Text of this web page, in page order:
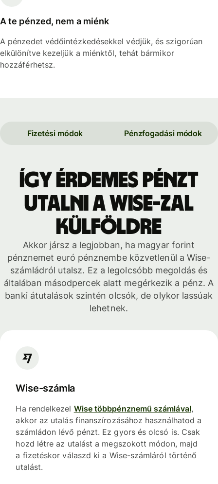
A te pénzed, nem a miénk
A pénzedet védőintézkedésekkel védjük, és szigorúan
elkülönítve kezeljük a miénktől, tehát bármikor
hozzáférhetsz.
Fizetési módok Pénzfogadási módok
Így érdemes pénzt
utalni a Wise-zal
külföldre
Akkor jársz a legjobban, ha magyar forint
pénznemet euró pénznembe közvetlenül a Wise-
számládról utalsz. Ez a legolcsóbb megoldás és
általában másodpercek alatt megérkezik a pénz. A
banki átutalások szintén olcsók, de olykor lassúak
lehetnek.
Wise-számla
Ha rendelkezel Wise többpénznemű számlával,
akkor az utalás finanszírozásához használhatod a
számládon lévő pénzt. Ez gyors és olcsó is. Csak
hozd létre az utalást a megszokott módon, majd
a fizetéskor válaszd ki a Wise-számláról történő
utalást.